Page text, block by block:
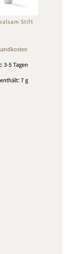
Stift
3-5 Tagen
7g